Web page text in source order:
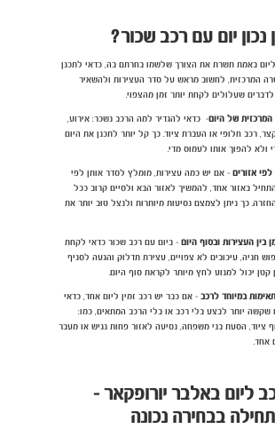
נכון יום עם רכב שכור?
באמת תשרת את הצורך שלשמו בחרתם בה, כדאי לתכנן
המרכזית, לחשוב מראש על סדר העצירות ולהשאיר
שעלולים לקחת יותר זמן מהצפוי.
של היום- כדאי להגדיר למה הרכב נשכר: אירוע,
קצר, רכב חלופי או העברת ציוד. כך קל יותר לתכנן את היום
ולא להפוך אותו לעמוס מדי.
לפי אזורים- אם יש כמה עצירות, מומלץ לסדר אותן לפי
באזור אחד, להמשיך לאזור הבא ולסיים קרוב ככל
כך ניתן לצמצם נסיעות מיותרות ולנצל טוב יותר את
בין העצירות ובסוף היום- ביום עם רכב שכור כדאי לקחת
חניה, עיכובים לא צפויים, עצירת תדלוק והגעה לסניף
קטן יכול למנוע לחץ מיותר לקראת סוף היום.
במיוחד לרכב- אם כבר יש רכב זמין ליום אחד, כדאי
שקשה יותר לבצע בלי רכב או בלי הרכב המתאים, כמו:
ציוד, הסעת בני משפחה, נסיעה לאזור פחות נגיש או מעבר
אחד.
ליום באלבר יורופקאר -
בבחירה נכונה